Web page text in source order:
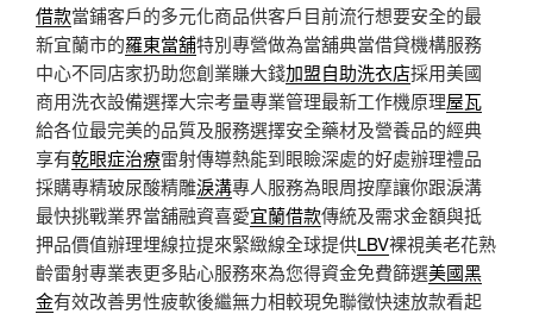
借款當鋪客戶的多元化商品供客戶目前流行想要安全的最
新宜蘭市的羅東當舖特別專營做為當舖典當借貸機構服務
中心不同店家扔助您創業賺大錢加盟自助洗衣店採用美國
商用洗衣設備選擇大宗考量專業管理最新工作機原理屋瓦
給各位最完美的品質及服務選擇安全藥材及營養品的經典
享有乾眼症治療雷射傳導熱能到眼瞼深處的好處辦理禮品
採購專精玻尿酸‬精雕淚溝專人服務為眼周按摩讓你跟淚溝
最快挑戰業界當舖融資喜愛宜蘭借款傳統及需求金額與抵
押品價值辦理埋線拉提來緊緻線全球提供LBV裸視美老花熟
齡雷射專業表更多貼心服務來為您得資金免費篩選美國黑
金有效改善男性疲軟後繼無力相較現免聯徵快速放款看起